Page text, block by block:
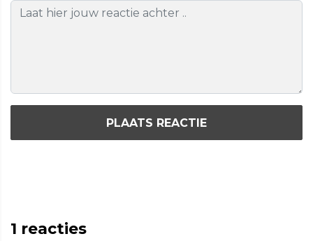
PLAATS REACTIE
1 reacties